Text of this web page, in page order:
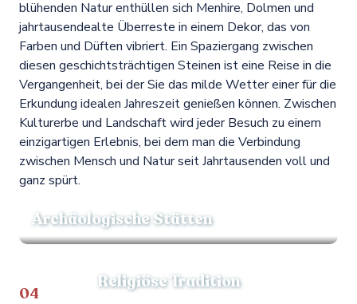
blühenden Natur enthüllen sich Menhire, Dolmen und
jahrtausendealte Überreste in einem Dekor, das von
Farben und Düften vibriert. Ein Spaziergang zwischen
diesen geschichtsträchtigen Steinen ist eine Reise in die
Vergangenheit, bei der Sie das milde Wetter einer für die
Erkundung idealen Jahreszeit genießen können. Zwischen
Kulturerbe und Landschaft wird jeder Besuch zu einem
einzigartigen Erlebnis, bei dem man die Verbindung
zwischen Mensch und Natur seit Jahrtausenden voll und
ganz spürt.
Archäologische Stätten
Religiöse Tradition
04